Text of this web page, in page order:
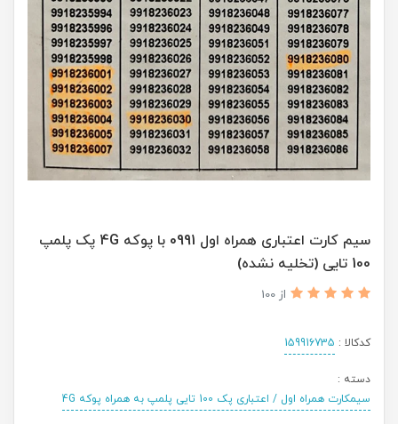
سیم کارت اعتباری همراه اول 0991 با پوکه 4G پک پلمپ
100 تایی (تخلیه نشده)
از 100
کدکالا : 159916735
دسته :
سیمکارت همراه اول / اعتباری پک 100 تایی پلمپ به همراه پوکه 4G